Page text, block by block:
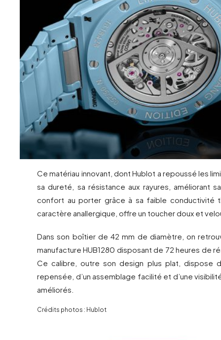
Ce matériau innovant, dont Hublot a repoussé les
sa dureté, sa résistance aux rayures, améliorant
confort au porter grâce à sa faible conductivité
caractère anallergique, offre un toucher doux et
Dans son boîtier de 42 mm de diamètre, on
manufacture HUB1280 disposant de 72 heures de
Ce calibre, outre son design plus plat, dispose
repensée, d’un assemblage facilité et d’une
améliorés.
Crédits photos : Hublot